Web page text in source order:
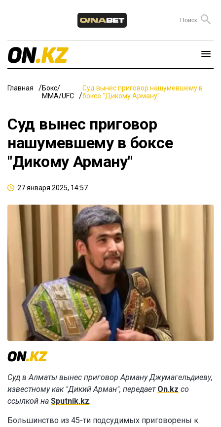
Главная
Бокс/
ММА/UFC
Суд вынес приговор нашумевшему в
боксе "Дикому Арману"
Суд вынес приговор
нашумевшему в боксе
"Дикому Арману"
27 января 2025, 14:57
Суд в Алматы вынес приговор Арману Джумагельдиеву,
известному как "Дикий Арман", передает On.kz со
ссылкой на Sputnik.kz.
Большинство из 45-ти подсудимых приговорены к